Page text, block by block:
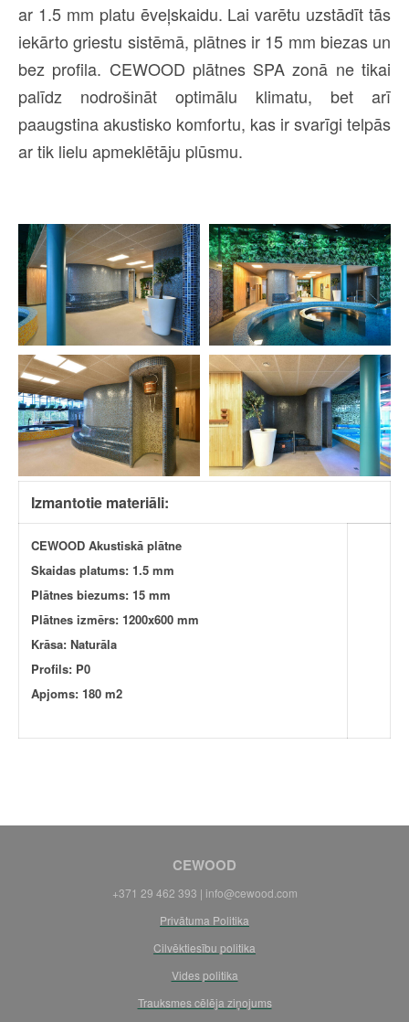
ar 1.5 mm platu ēveļskaidu. Lai varētu uzstādīt tās
iekārto griestu sistēmā, plātnes ir 15 mm biezas un
bez profila. CEWOOD plātnes SPA zonā ne tikai
palīdz nodrošināt optimālu klimatu, bet arī
paaugstina akustisko komfortu, kas ir svarīgi telpās
ar tik lielu apmeklētāju plūsmu.
Izmantotie materiāli:
CEWOOD Akustiskā plātne
Skaidas platums: 1.5 mm
Plātnes biezums: 15 mm
Plātnes izmērs: 1200x600 mm
Krāsa: Naturāla
Profils: P0
Apjoms: 180 m2
CEWOOD
+371 29 462 393 | info@cewood.com
Privātuma Politika
Cilvēktiesību politika
Vides politika
Trauksmes cēlēja ziņojums